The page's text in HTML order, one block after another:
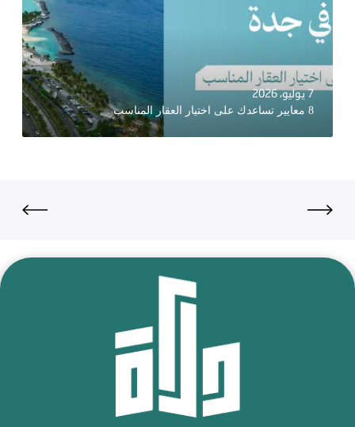
7 يوليو، 2026
8 معايير تساعدك على اختيار العقار المناسب